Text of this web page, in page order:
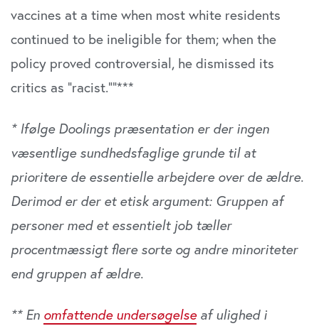
vaccines at a time when most white residents
continued to be ineligible for them; when the
policy proved controversial, he dismissed its
critics as “racist.””***
* Ifølge Doolings præsentation er der ingen
væsentlige sundhedsfaglige grunde til at
prioritere de essentielle arbejdere over de ældre.
Derimod er der et etisk argument: Gruppen af
personer med et essentielt job tæller
procentmæssigt flere sorte og andre minoriteter
end gruppen af ældre.
** En omfattende undersøgelseaf ulighed i